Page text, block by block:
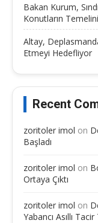
Bakan Kurum,
Konutların
Altay,
Etmeyi Hedefliyor
Recent
zoritoler imol on
Başladı
zoritoler imol on
Ortaya Çıktı
zoritoler imol on
Yabancı Asıllı